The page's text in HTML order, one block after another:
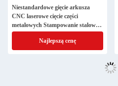
Niestandardowe gięcie arkusza
CNC laserowe cięcie części
metalowych Stampowanie stalowe
Aluminium arkusz metalowy
Najlepszą cenę